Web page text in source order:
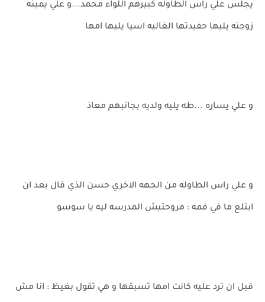
يجلس علي راس الطاوله كبيرهم اللواء محمد...و علي يمينه
زوجته يليها حفيدتها الغاليه اسيا يليها امها
و علي يساره ...طه يليه ولديه بجانبهم معاذ
و علي راس الطاوله من الجهه الاخري حسن الذي قال بعد ان
ابتلع ما في فمه : مروحتيش المدرسه ليه يا سوسو
قبل ان ترد عليه كانت امها تسبقها و هي تقول بغيظ : انا مش